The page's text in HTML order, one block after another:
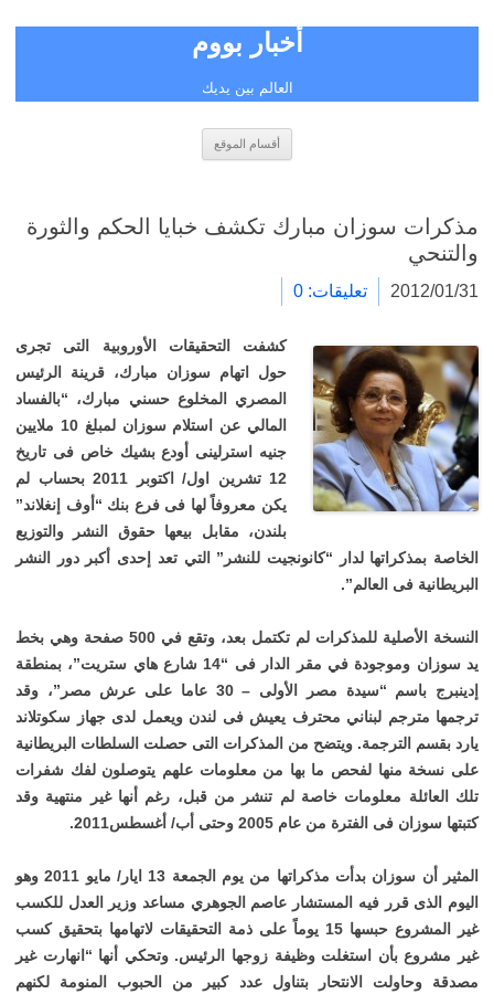
أخبار بووم
العالم بين يديك
أقسام الموقع
مذكرات سوزان مبارك تكشف خبايا الحكم والثورة
والتنحي
2012/01/31 تعليقات: 0
كشفت التحقيقات الأوروبية التى تجرى
حول اتهام سوزان مبارك، قرينة الرئيس
المصري المخلوع حسني مبارك، “بالفساد
المالي عن استلام سوزان لمبلغ 10 ملايين
جنيه استرلينى أودع بشيك خاص فى تاريخ
12 تشرين اول/ اكتوبر 2011 بحساب لم
يكن معروفاً لها فى فرع بنك “أوف إنغلاند”
بلندن، مقابل بيعها حقوق النشر والتوزيع
الخاصة بمذكراتها لدار “كانونجيت للنشر” التي تعد إحدى أكبر دور النشر
البريطانية فى العالم”.
النسخة الأصلية للمذكرات
لم تكتمل بعد، وتقع في 500 صفحة وهي بخط
يد سوزان وموجودة في مقر الدار فى “14 شارع هاي ستريت”، بمنطقة
إدينبرج باسم “سيدة مصر الأولى – 30 عاما على عرش مصر”، وقد
ترجمها مترجم لبناني محترف يعيش فى لندن ويعمل لدى جهاز سكوتلاند
يارد بقسم الترجمة. ويتضح من المذكرات التى حصلت السلطات البريطانية
على نسخة منها لفحص ما بها من معلومات علهم يتوصلون لفك شفرات
تلك العائلة معلومات خاصة لم تنشر من قبل، رغم أنها غير منتهية وقد
كتبتها سوزان فى الفترة من عام 2005 وحتى أب/ أغسطس2011.
المثير أن سوزان بدأت مذكراتها من يوم الجمعة 13 ايار/ مايو 2011 وهو
اليوم الذى قرر فيه المستشار عاصم الجوهري مساعد وزير العدل للكسب
غير المشروع حبسها 15 يوماً على ذمة التحقيقات لاتهامها بتحقيق كسب
غير مشروع بأن استغلت وظيفة زوجها الرئيس. وتحكي أنها “انهارت غير
مصدقة وحاولت الانتحار بتناول عدد كبير من الحبوب المنومة لكنهم